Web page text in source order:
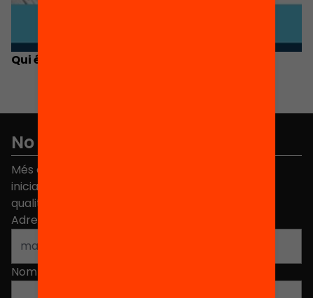
Qui és Qui: Laia Sánchez
No et perdis res
Més de 40.000 persones ja han triat Equitat. Rep
iniciatives, propostes i projectes per millorar la
qualitat de l'educació a Catalunya.
Adreça electrònica
Nom